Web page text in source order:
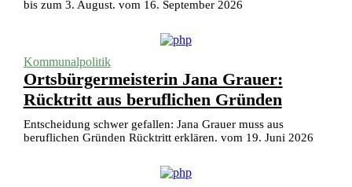
bis zum 3. August. vom 16. September 2026
Kommunalpolitik
Ortsbürgermeisterin Jana Grauer:
Rücktritt aus beruflichen Gründen
Entscheidung schwer gefallen: Jana Grauer muss aus
beruflichen Gründen Rücktritt erklären. vom 19. Juni 2026